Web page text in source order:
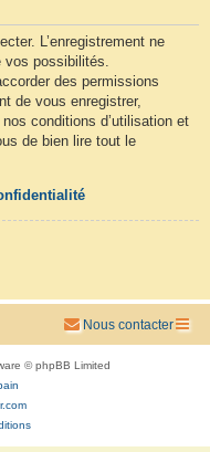
L’enregistrement ne
possibilités.
des permissions
de vous enregistrer,
conditions d’utilisation et
de bien lire tout le
Nous contacter
© phpBB Limited